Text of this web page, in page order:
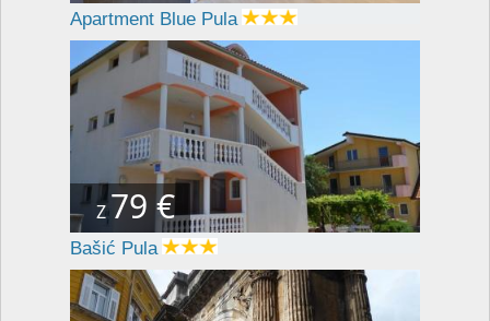
Apartment Blue Pula
Z79 €
Bašić Pula